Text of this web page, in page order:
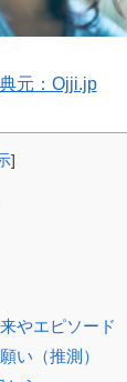
元：Ojji.jp
]
やエピソード
い（推測）